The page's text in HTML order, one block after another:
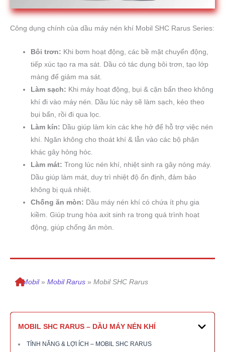
Công dụng chính của dầu máy nén khí Mobil SHC Rarus Series:
Bôi trơn: Khi bơm hoạt động, các bề mặt chuyển động,
tiếp xúc tạo ra ma sát. Dầu có tác dụng bôi trơn, tạo lớp
màng để giảm ma sát.
Làm sạch: Khi máy hoạt động, bụi & cặn bẩn theo không
khí đi vào máy nén. Dầu lúc này sẽ làm sạch, kéo theo
bụi bẩn, rồi đi qua lọc.
Làm kín: Dầu giúp làm kín các khe hở để hỗ trợ việc nén
khí. Ngăn không cho thoát khí & lẫn vào các bộ phận
khác gây hỏng hóc.
Làm mát: Trong lúc nén khí, nhiệt sinh ra gây nóng máy.
Dầu giúp làm mát, duy trì nhiệt độ ổn định, đảm bảo
không bị quá nhiệt.
Chống ăn mòn: Dầu máy nén khí có chứa ít phụ gia
kiềm. Giúp trung hòa axit sinh ra trong quá trình hoạt
động, giúp chống ăn mòn.
»Mobil » Mobil Rarus » Mobil SHC Rarus
MOBIL SHC RARUS – DẦU MÁY NÉN KHÍ
TÍNH NĂNG & LỢI ÍCH – MOBIL SHC RARUS